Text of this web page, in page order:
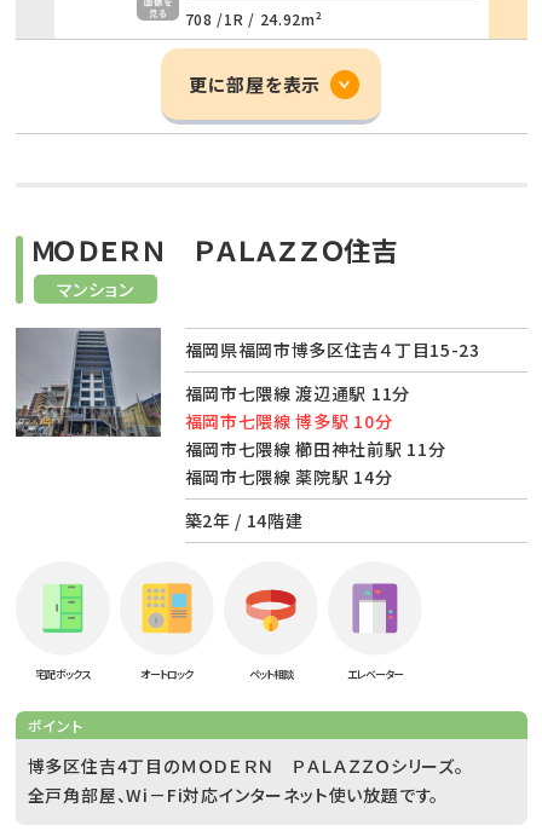
708 /1R / 24.92m²
更に部屋を表示
マンション
ＭＯＤＥＲＮ ＰＡＬＡＺＺＯ住吉
福岡県福岡市博多区住吉４丁目15-23
福岡市七隈線 渡辺通駅 11分
福岡市七隈線 博多駅 10分
福岡市七隈線 櫛田神社前駅 11分
福岡市七隈線 薬院駅 14分
築2年 / 14階建
宅配ボックス オートロック ペット相談 エレベーター
ポイント
博多区住吉4丁目のＭＯＤＥＲＮ ＰＡＬＡＺＺＯシリーズ。
全戸角部屋、Wi－Fi対応インターネット使い放題です。